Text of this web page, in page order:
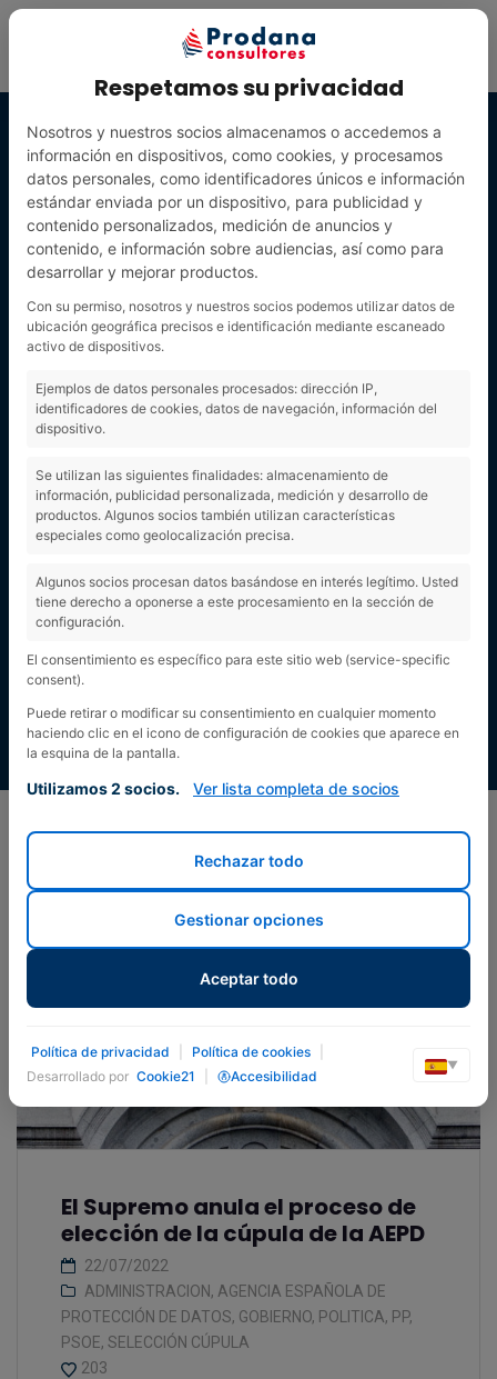
GobiernoEtiqu
eta
El Supremo anula el proceso de
elección de la cúpula de la AEPD
22/07/2022
ADMINISTRACION, AGENCIA ESPAÑOLA DE
PROTECCIÓN DE DATOS, GOBIERNO, POLITICA, PP,
PSOE, SELECCIÓN CÚPULA
203
Respetamos su privacidad
Nosotros y nuestros socios almacenamos o accedemos a
información en dispositivos, como cookies, y procesamos
datos personales, como identificadores únicos e información
estándar enviada por un dispositivo, para publicidad y
contenido personalizados, medición de anuncios y
contenido, e información sobre audiencias, así como para
desarrollar y mejorar productos.
Con su permiso, nosotros y nuestros socios podemos utilizar datos de
ubicación geográfica precisos e identificación mediante escaneado
activo de dispositivos.
Ejemplos de datos personales procesados: dirección IP,
identificadores de cookies, datos de navegación, información del
dispositivo.
Se utilizan las siguientes finalidades: almacenamiento de
información, publicidad personalizada, medición y desarrollo de
productos. Algunos socios también utilizan características
especiales como geolocalización precisa.
Algunos socios procesan datos basándose en interés legítimo. Usted
tiene derecho a oponerse a este procesamiento en la sección de
configuración.
El consentimiento es específico para este sitio web (service-specific
consent).
Puede retirar o modificar su consentimiento en cualquier momento
haciendo clic en el icono de configuración de cookies que aparece en
la esquina de la pantalla.
Utilizamos 2 socios. Ver lista completa de socios
Rechazar todo
Gestionar opciones
Aceptar todo
Política de privacidad Política de cookies
Desarrollado por Cookie21 Accesibilidad
▼